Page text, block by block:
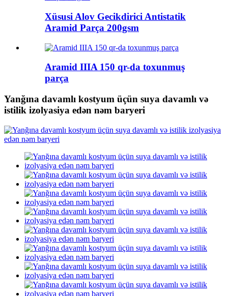
Xüsusi Alov Gecikdirici Antistatik
Aramid Parça 200gsm
Aramid IIIA 150 qr-da toxunmuş
parça
Yanğına davamlı kostyum üçün suya davamlı və
istilik izolyasiya edən nəm baryeri